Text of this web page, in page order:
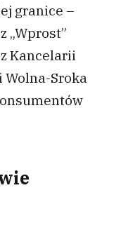
granice –
„Wprost”
Kancelarii
Sroka